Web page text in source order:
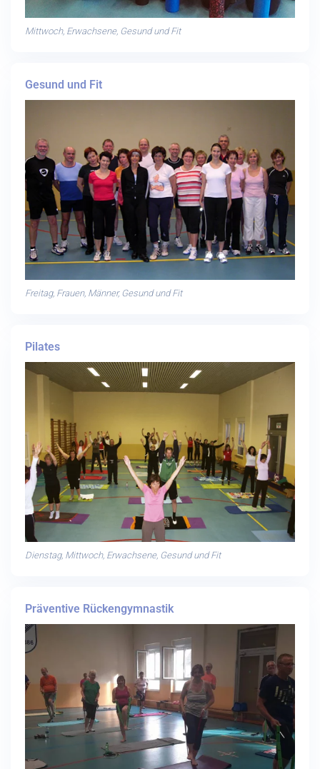
Mittwoch, Erwachsene, Gesund und Fit
Gesund und Fit
Freitag, Frauen, Männer, Gesund und Fit
Pilates
Dienstag, Mittwoch, Erwachsene, Gesund und Fit
Präventive Rückengymnastik